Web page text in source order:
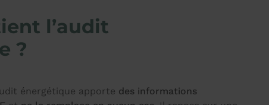
l’audit
?
énergétique apporte des informations